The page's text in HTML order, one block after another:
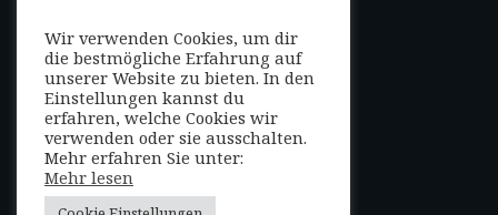
FOLGEN SIE UNS
Entdecken Sie weltweit
mit uns die Highlights in
jeder Region als Local
oder auf Reisen!
Wir verwenden Cookies, um dir
die bestmögliche Erfahrung auf
unserer Website zu bieten. In den
Einstellungen kannst du
erfahren, welche Cookies wir
verwenden oder sie ausschalten.
Mehr erfahren Sie unter:
Mehr lesen